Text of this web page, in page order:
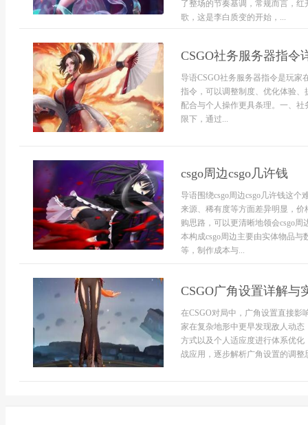
了整场的节奏基调，常规而言，
歌，这是李白质变的开始，...
CSGO社务服务器指令
导语CSGO社务服务器指令是玩家
指令，可以调整制度、优化体验
配合与个人操作更具条理。一、
限下，通过...
csgo周边csgo几许钱
导语围绕csgo周边csgo几许钱这
来源、稀有度等方面差异明显，
购思路，可以更清晰地领会csgo
本构成csgo周边主要由实体物品
等，制作成本与...
CSGO广角设置详解与
在CSGO对局中，广角设置直接影
家在复杂地形中更早发现敌人动
方式以及个人适应度进行体系优
战应用，逐步解析广角设置的调整